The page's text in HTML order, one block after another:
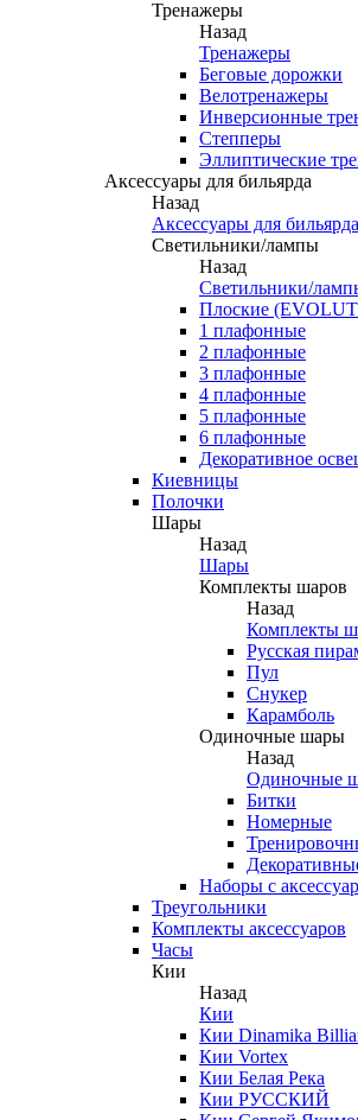
Тренажеры
Назад
Тренажеры
Беговые дорожки
Велотренажеры
Инверсионные
Степперы
Эллиптические
Аксессуары для бильярда
Назад
Аксессуары для бильярда
Светильники/лампы
Назад
Светильники/
Плоские
1 плафонные
2 плафонные
3 плафонные
4 плафонные
5 плафонные
6 плафонные
Декоративное
Киевницы
Полочки
Шары
Назад
Шары
Комплекты шаров
Назад
Комплекты
Русская
Пул
Снукер
Карамболь
Одиночные шары
Назад
Одиночные
Битки
Номерные
Наборы с
Треугольники
Комплекты аксессуаров
Часы
Кии
Назад
Кии
Кии Dinamika
Кии Vortex
Кии Белая Река
Кии РУССКИЙ